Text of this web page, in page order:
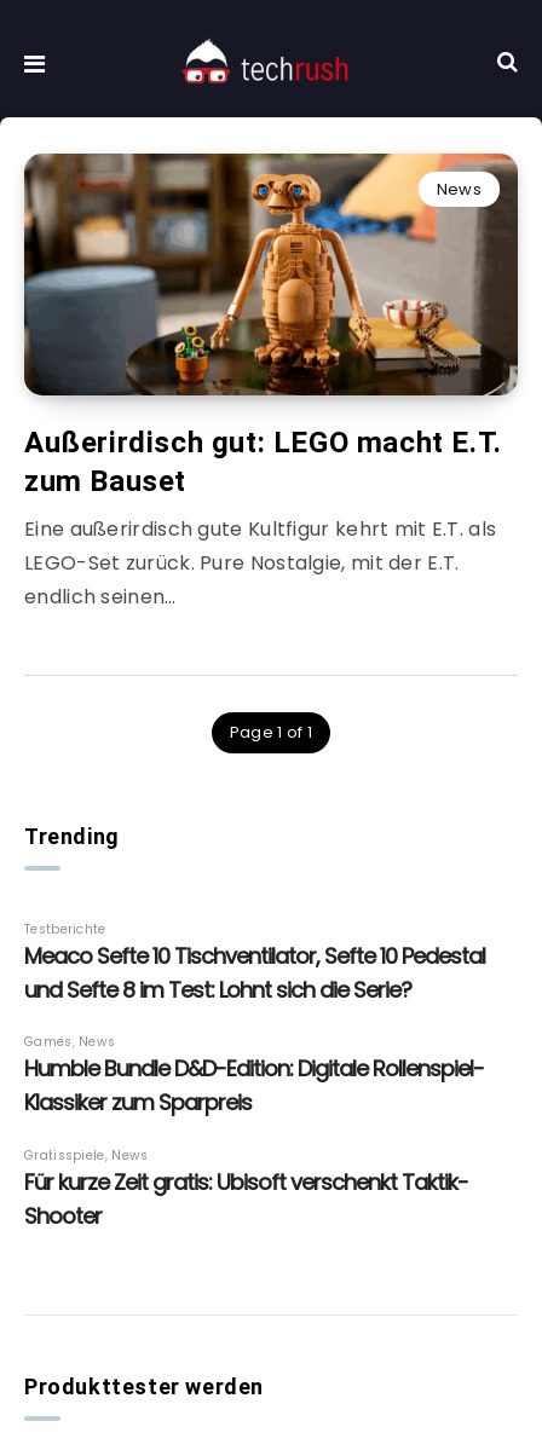
News
Außerirdisch gut: LEGO macht E.T.
zum Bauset
Eine außerirdisch gute Kultfigur kehrt mit E.T. als
LEGO-Set zurück. Pure Nostalgie, mit der E.T.
endlich seinen…
Page 1 of 1
Trending
Produkttester werden